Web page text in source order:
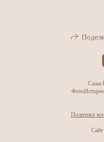
Саша
Политика
Сайт